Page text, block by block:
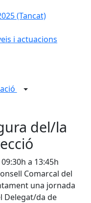
(Tancat)
i actuacions
del/la
a 13:45h
Comarcal del
una jornada
Delegat/da de